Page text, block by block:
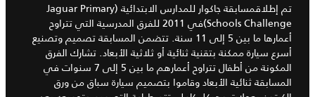
تم إطلاقمسابقة جاكوار للمدارس الابتدائية (Jaguar Primary
Schools Challenge)في 2011 للفرق المدرسية التي تتراوح
أعمارها ما بين 5 إلى 11 سنة. تتضمن المسابقة تصميم وتصنيع
أسرع سيارة ممكنة بتقنية ثنائية أو ثلاثية الأبعاد. تشارك الفرق
المكونة من أطفال تتراوح أعمارهم ما بين 5 إلى 7 سنوات في
المسابقة ثنائية الأبعاد وقاموا بتصميم سيارة سباق من ورق